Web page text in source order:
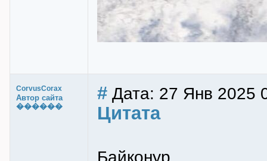
CorvusCorax
Автор сайта
������
# Дата: 27 Янв 2025
Цитата
Байконур